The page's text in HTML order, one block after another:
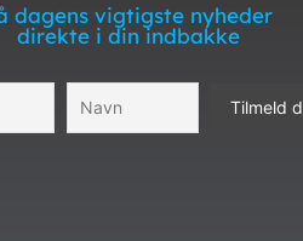
dagens vigtigste nyheder
direkte i din indbakke